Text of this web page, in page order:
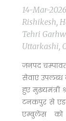
14-Mar-
Rishikesh,
Tehri
Uttarkashi,
जनपद
सेवाएं उपलब्ध
हुए मुख्यमंत्री
टनकपुर से
एम्बुलेंस को